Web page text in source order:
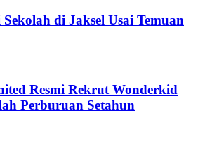
di Jaksel Usai Temuan
Resmi Rekrut Wonderkid
Perburuan Setahun